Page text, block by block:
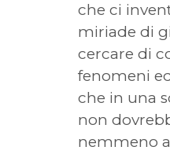
che ci
miriade di
cercare di
fenomeni
che in una
non
nemmeno